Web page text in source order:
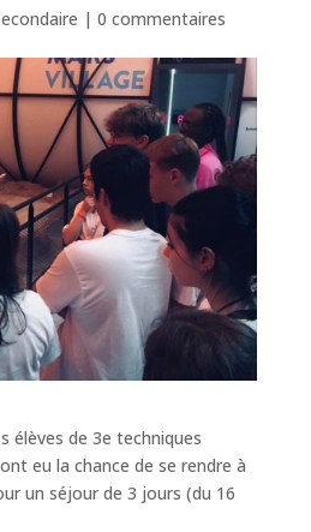
| 0 commentaires
élèves de 3e techniques
eu la chance de se rendre à
un séjour de 3 jours (du 16